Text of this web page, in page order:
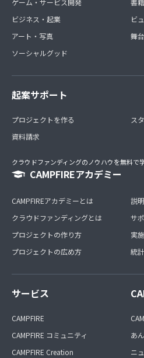
ゲーム・サービス開発
ビジネス・起業
アート・写真
ソーシャルグッド
書
ビ
舞
起案サポート
プロジェクトを作る
資料請求
ス
クラウドファンディングのノウハウを無料で
CAMPFIREアカデミー
CAMPFIREアカデミーとは
クラウドファンディングとは
プロジェクトの作り方
プロジェクトの広め方
説
サ
実
統
サービス
CAMPFIRE
CAMPFIRE コミュニティ
CAMPFIRE Creation
あ
ニ